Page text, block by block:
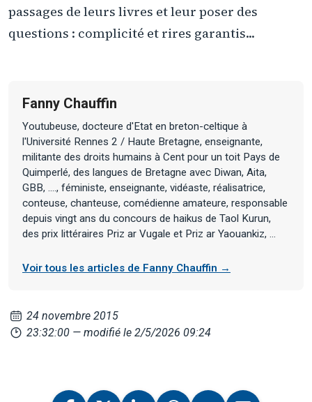
passages de leurs livres et leur poser des
questions : complicité et rires garantis...
Fanny Chauffin
Youtubeuse, docteure d'Etat en breton-celtique à
l'Université Rennes 2 / Haute Bretagne, enseignante,
militante des droits humains à Cent pour un toit Pays de
Quimperlé, des langues de Bretagne avec Diwan, Aita,
GBB, ...., féministe, enseignante, vidéaste, réalisatrice,
conteuse, chanteuse, comédienne amateure, responsable
depuis vingt ans du concours de haikus de Taol Kurun,
des prix littéraires Priz ar Vugale et Priz ar Yaouankiz, ...
Voir tous les articles de Fanny Chauffin →
24 novembre 2015
23:32:00 — modifié le 2/5/2026 09:24